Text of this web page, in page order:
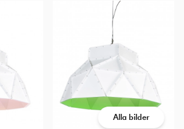
Alla bilder